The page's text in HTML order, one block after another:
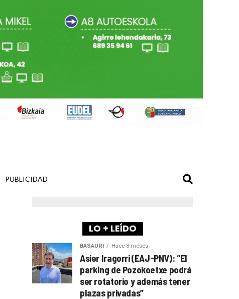
PUBLICIDAD
LO + LEÍDO
BASAURI Hace 3 meses
Asier Iragorri (EAJ-PNV): “El
parking de Pozokoetxe podrá
ser rotatorio y además tener
plazas privadas”